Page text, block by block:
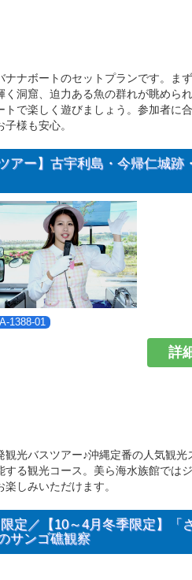
ナボートのセットプランです。ま
く洞窟、迫力ある魚の群れが眺めら
トで楽しく遊びましょう。参加者に
様も安心。
アー】古宇利島・今帰仁城跡
1388-01
詳
光バスツアー♪沖縄定番の人気観光
る観光コース。美ら海水族館では
しみいただけます。
定／【10～4月冬季限定】「
サンゴ礁観察